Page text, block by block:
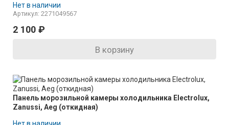
Нет в наличии
Артикул: 2271049567
2 100 ₽
В корзину
Панель морозильной камеры холодильника Electrolux,
Zanussi, Aeg (откидная)